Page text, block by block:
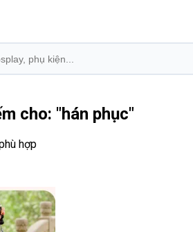
cho: "hán phục"
hợp